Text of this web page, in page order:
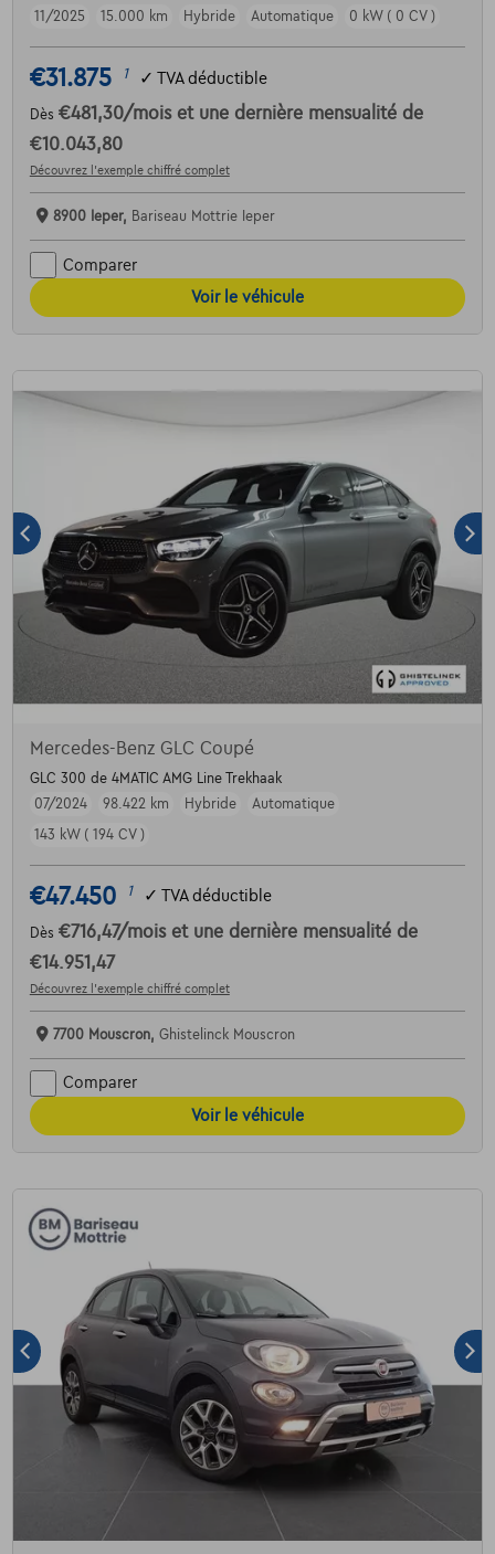
11/2025 15.000 km Hybride Automatique 0 kW ( 0 CV )
€31.875 1 ✓ TVA déductible
Dès €481,30/mois et une dernière mensualité de
€10.043,80
Découvrez l’exemple chiffré complet
8900 Ieper, Bariseau Mottrie Ieper
Comparer
Voir le véhicule
Mercedes-Benz GLC Coupé
GLC 300 de 4MATIC AMG Line Trekhaak
07/2024
98.422 km Hybride
Automatique
143 kW ( 194 CV )
€47.450 1 ✓ TVA déductible
Dès €716,47/mois et une dernière mensualité de
€14.951,47
Découvrez l’exemple chiffré complet
7700 Mouscron, Ghistelinck Mouscron
Comparer
Voir le véhicule